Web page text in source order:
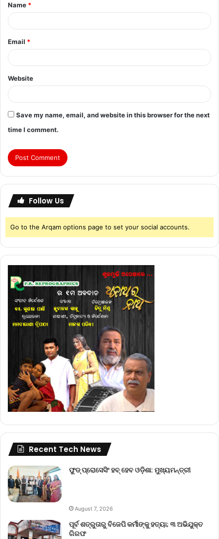
Name *
Email *
Website
Save my name, email, and website in this browser for the next
time I comment.
Follow Us
Go to the Arqam options page to set your social accounts.
Recent Tech News
ଫୁଡ୍ ପ୍ରୋସେସିଂ ହବ୍ ହେବ ଓଡ଼ିଶା: ମୁଖ୍ୟମନ୍ତ୍ରୀ
August 7, 2026
ପୂର୍ବ ଶତ୍ରୁତାରୁ ବିଜେପି କର୍ମୀଙ୍କୁ ହତ୍ୟା; ୩ ଅଭିଯୁକ୍ତ
ଗିରଫ